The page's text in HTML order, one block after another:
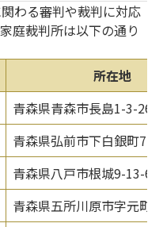
わる審判や裁判に対応
庭裁判所は以下の通り
所在地
青森県青森市長島1-3-26
青森県弘前市下白銀町7
青森県八戸市根城9-13-6
青森県五所川原市字元町